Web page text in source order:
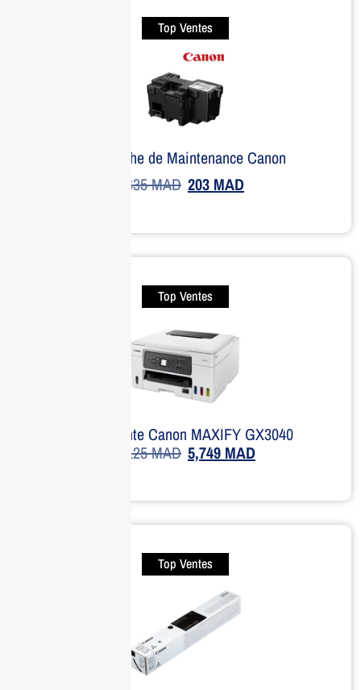
Top Ventes
Cartouche de Maintenance Canon
635MAD 203 MAD
Top Ventes
Imprimante Canon MAXIFY GX3040
8,125MAD 5,749 MAD
Top Ventes